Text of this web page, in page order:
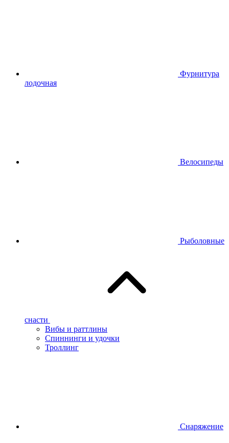
Фурнитура
лодочная
Велосипеды
Рыболовные
снасти
Вибы и раттлины
Спиннинги и удочки
Троллинг
Снаряжение